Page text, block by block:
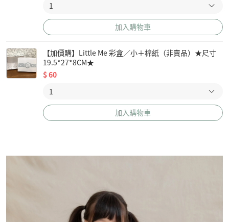
加入購物車
【加價購】Little Me 彩盒／小＋棉紙（非賣品）★尺寸
19.5*27*8CM★
$60
加入購物車